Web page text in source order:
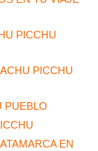
PICCHU
PICCHU
PUEBLO
EN